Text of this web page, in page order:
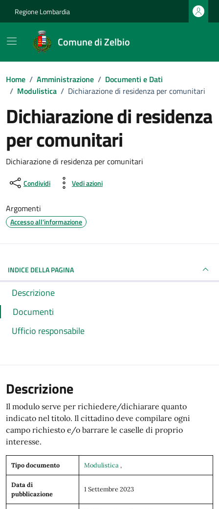
Regione Lombardia
Comune di Zelbio
Home / Amministrazione / Documenti e Dati
/ Modulistica / Dichiarazione di residenza per comunitari
Dichiarazione di residenza
per comunitari
Dettagli del documento
Dichiarazione di residenza per comunitari
Condividi Vedi azioni
Argomenti
Accesso all'informazione
INDICE DELLA PAGINA
Descrizione
Documenti
Ufficio responsabile
Descrizione
Il modulo serve per richiedere/dichiarare quanto
indicato nel titolo. Il cittadino deve compilare ogni
campo richiesto e/o barrare le caselle di proprio
interesse.
Tipo documento Modulistica ,
Data di
pubblicazione
1 Settembre 2023